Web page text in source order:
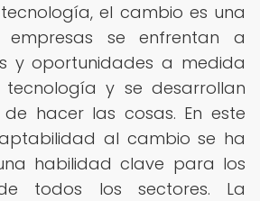
el cambio es una
empresas se enfrentan a
y oportunidades a medida
y se desarrollan
hacer las cosas. En este
al cambio se ha
habilidad clave para los
todos los sectores. La